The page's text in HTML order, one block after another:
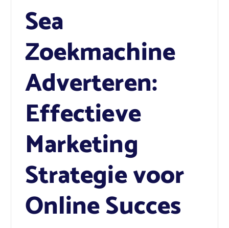
Sea
Zoekmachine
Adverteren:
Effectieve
Marketing
Strategie voor
Online Succes